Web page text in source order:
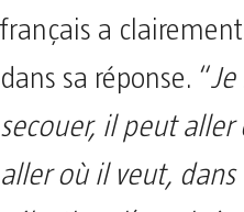
français a
dans sa réponse. “Je
secouer, il peut
aller où il veut,